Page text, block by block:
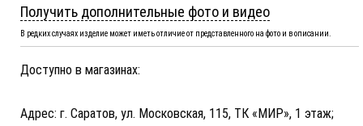
Получить дополнительные фото и видео
В редких случаях изделие может иметь отличие от представленного на фото и в описании.
Доступно в магазинах:
Адрес: г. Саратов, ул. Московская, 115, ТК «МИР», 1 этаж;